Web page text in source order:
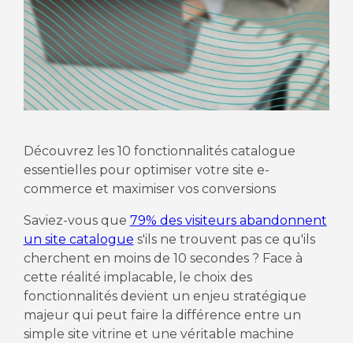
Découvrez les 10 fonctionnalités catalogue
essentielles pour optimiser votre site e-
commerce et maximiser vos conversions
Saviez-vous que 79% des visiteurs abandonnent
un site catalogue s'ils ne trouvent pas ce qu'ils
cherchent en moins de 10 secondes ? Face à
cette réalité implacable, le choix des
fonctionnalités devient un enjeu stratégique
majeur qui peut faire la différence entre un
simple site vitrine et une véritable machine